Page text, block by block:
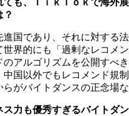
？
国であり、それに対する
世界的にも「過剰なレコメ
のアルゴリズムを公開すべ
中国以外でもレコメンド規
がバイトダンスの正念場な
力も優秀すぎるバイトダ